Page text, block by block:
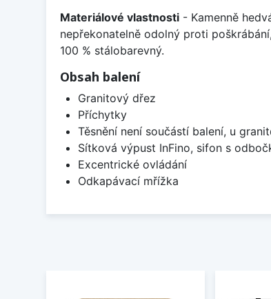
Materiálové vlastnosti - Kamenně
nepřekonatelně odolný proti
100 % stálobarevný.
Obsah balení
Granitový dřez
Příchytky
Těsnění není součástí balení, u
Sítková výpust InFino, sifon s
Excentrické ovládání
Odkapávací mřížka